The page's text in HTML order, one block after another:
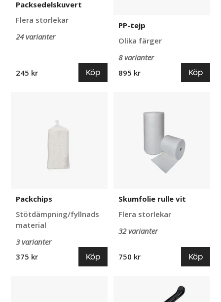
Packsedelskuvert
Flera storlekar
24 varianter
245 kr Köp
PP-tejp
Olika färger
8 varianter
895 kr
Köp
Packchips
Stötdämpning/fyllnads
material
3 varianter
375 kr
Köp
Skumfolie rulle vit
Flera storlekar
32 varianter
750 kr Köp